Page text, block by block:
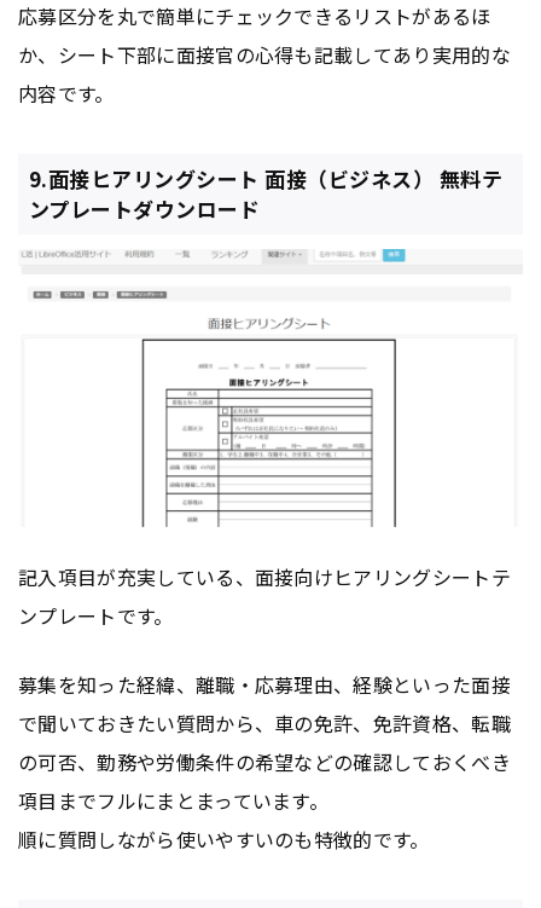
応募区分を丸で簡単にチェックできるリストがあるほ
か、シート下部に面接官の心得も記載してあり実用的な
内容です。
9.面接ヒアリングシート 面接（ビジネス） 無料テ
ンプレートダウンロード
記入項目が充実している、面接向けヒアリングシートテ
ンプレートです。
募集を知った経緯、離職・応募理由、経験といった面接
で聞いておきたい質問から、車の免許、免許資格、転職
の可否、勤務や労働条件の希望などの確認しておくべき
項目までフルにまとまっています。
順に質問しながら使いやすいのも特徴的です。